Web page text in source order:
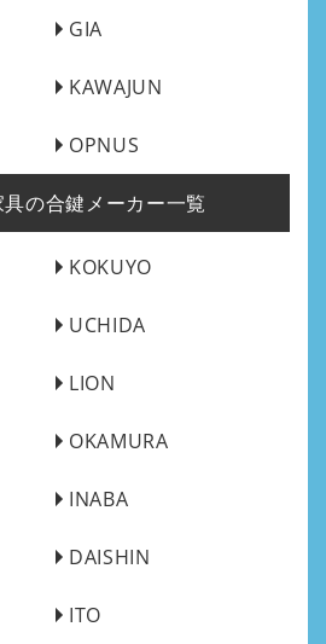
GIA
KAWAJUN
OPNUS
の合鍵メーカー一覧
KOKUYO
UCHIDA
LION
OKAMURA
INABA
DAISHIN
ITO